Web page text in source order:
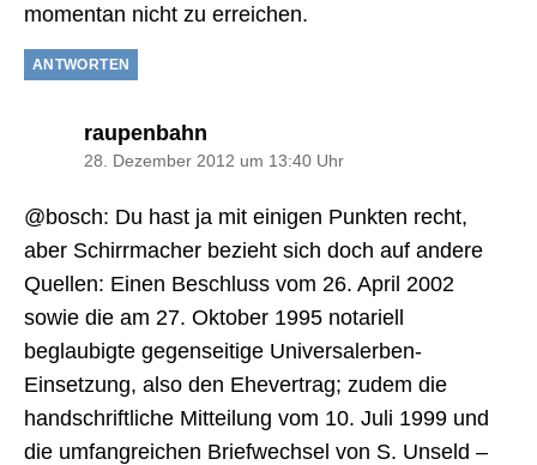
momentan nicht zu erreichen.
ANTWORTEN
raupenbahn
28. Dezember 2012 um 13:40 Uhr
@bosch: Du hast ja mit einigen Punkten recht,
aber Schirrmacher bezieht sich doch auf andere
Quellen: Einen Beschluss vom 26. April 2002
sowie die am 27. Oktober 1995 notariell
beglaubigte gegenseitige Universalerben-
Einsetzung, also den Ehevertrag; zudem die
handschriftliche Mitteilung vom 10. Juli 1999 und
die umfangreichen Briefwechsel von S. Unseld –